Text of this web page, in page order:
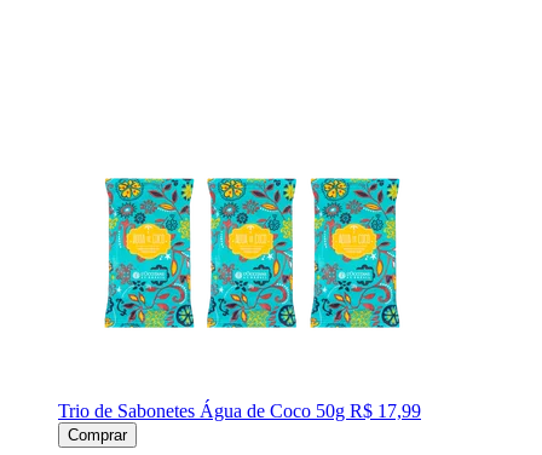
Trio de Sabonetes Água de Coco 50g R$ 17,99
Comprar